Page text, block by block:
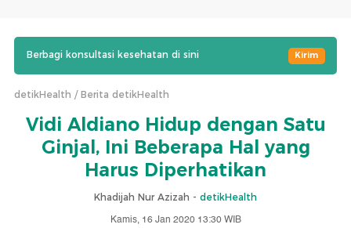
Berbagi konsultasi kesehatan di sini Kirim
detikHealth Berita detikHealth
Vidi Aldiano Hidup dengan Satu
Ginjal, Ini Beberapa Hal yang
Harus Diperhatikan
Khadijah Nur Azizah - detikHealth
Kamis, 16 Jan 2020 13:30 WIB